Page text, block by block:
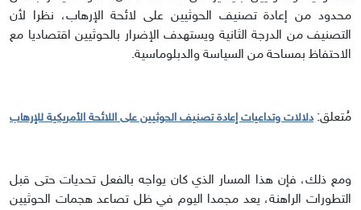
محدود من إعادة تصنيف الحوثيين على لائحة الإرهاب، نظرا لأن
التصنيف من الدرجة الثانية ويستهدف الإضرار بالحوثيين اقتصاديا مع
الاحتفاظ بمساحة من السياسة والدبلوماسية.
مُتعلق: دلالات وتداعيات إعادة تصنيف الحوثيين على اللائحة الأمريكية للإرهاب
ومع ذلك، فإن هذا المسار الذي كان يواجه بالفعل تحديات حتى قبل
التطورات الراهنة، يعد مجمدا اليوم في ظل تصاعد هجمات الحوثيين